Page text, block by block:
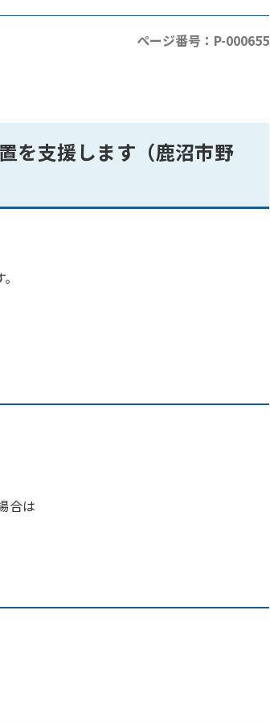
ページ番号：P-000655
を支援します （鹿沼市野
合は